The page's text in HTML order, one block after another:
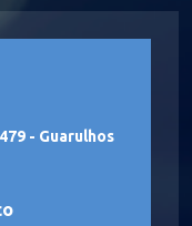
- Guarulhos